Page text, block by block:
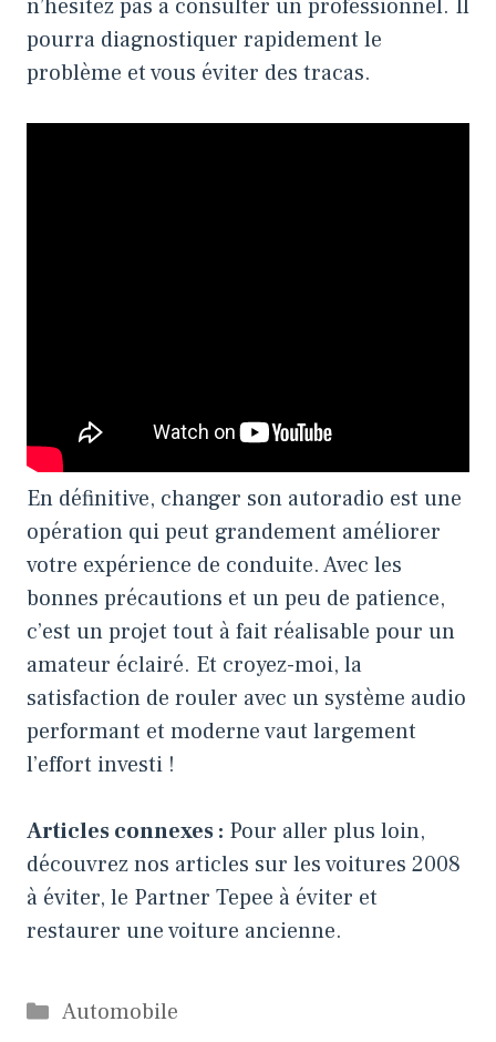
n’hésitez pas à consulter un professionnel. Il
pourra diagnostiquer rapidement le
problème et vous éviter des tracas.
En définitive, changer son autoradio est une
opération qui peut grandement améliorer
votre expérience de conduite. Avec les
bonnes précautions et un peu de patience,
c’est un projet tout à fait réalisable pour un
amateur éclairé. Et croyez-moi, la
satisfaction de rouler avec un système audio
performant et moderne vaut largement
l’effort investi !
Articles connexes : Pour aller plus loin,
découvrez nos articles sur les voitures 2008
à éviter, le Partner Tepee à éviter et
restaurer une voiture ancienne.
Catégories
Automobile